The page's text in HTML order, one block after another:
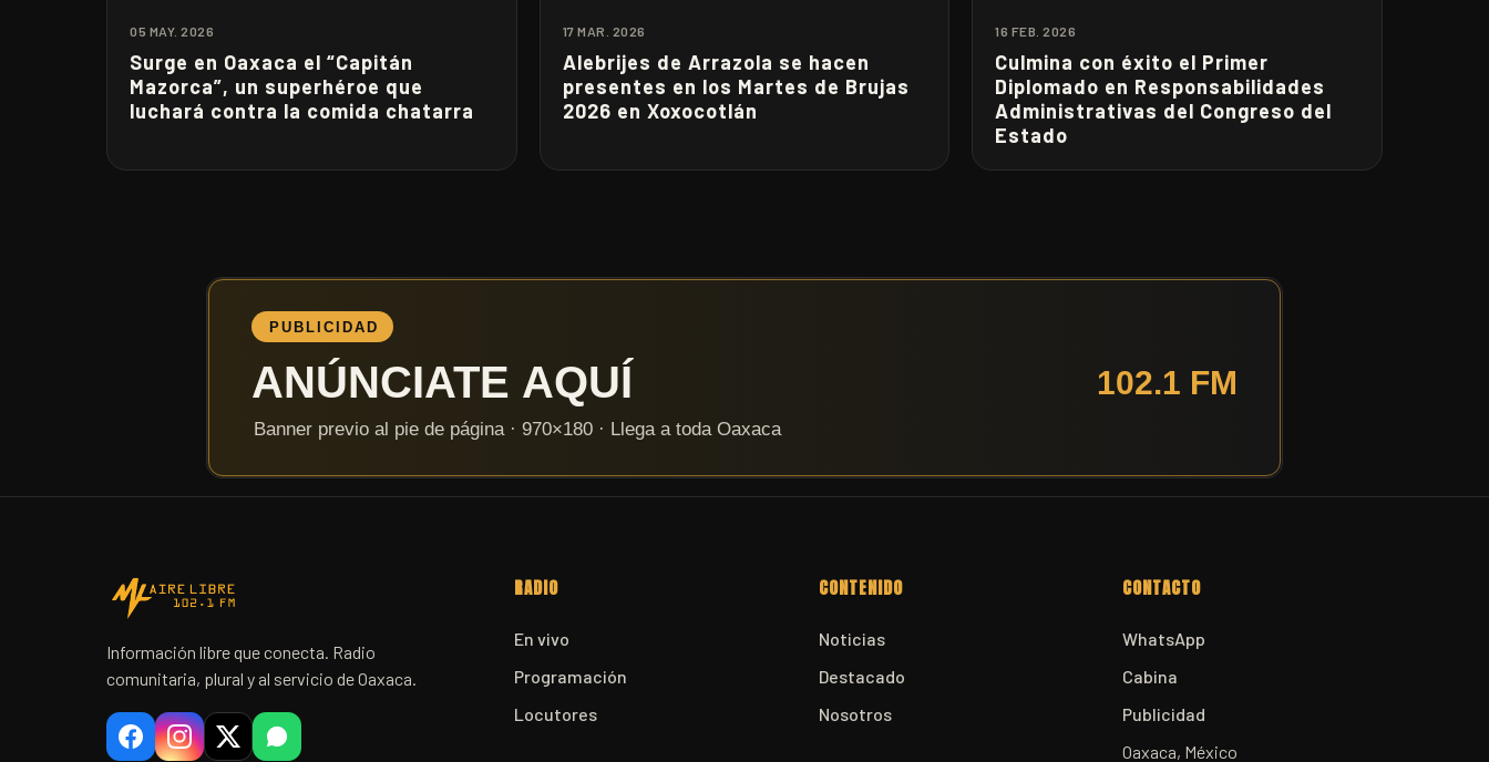
05 MAY. 2026
Surge en Oaxaca el “Capitán
Mazorca”, un superhéroe que
luchará contra la comida chatarra
17 MAR. 2026
Alebrijes de Arrazola se hacen
presentes en los Martes de Brujas
2026 en Xoxocotlán
16 FEB. 2026
Culmina con éxito el Primer
Diplomado en Responsabilidades
Administrativas del Congreso del
Estado
Información libre que conecta. Radio
comunitaria, plural y al servicio de Oaxaca.
RADIO
En vivo
Programación
Locutores
CONTENIDO
Noticias
Destacado
Nosotros
CONTACTO
WhatsApp
Cabina
Publicidad
Oaxaca, México